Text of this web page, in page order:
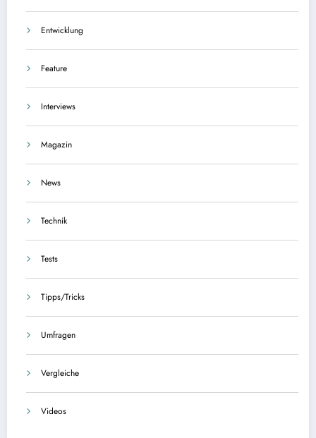
Entwicklung
Feature
Interviews
Magazin
News
Technik
Tests
Tipps/Tricks
Umfragen
Vergleiche
Videos